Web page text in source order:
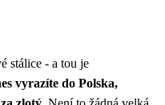
stálice - a tou je
vyrazíte do Polska,